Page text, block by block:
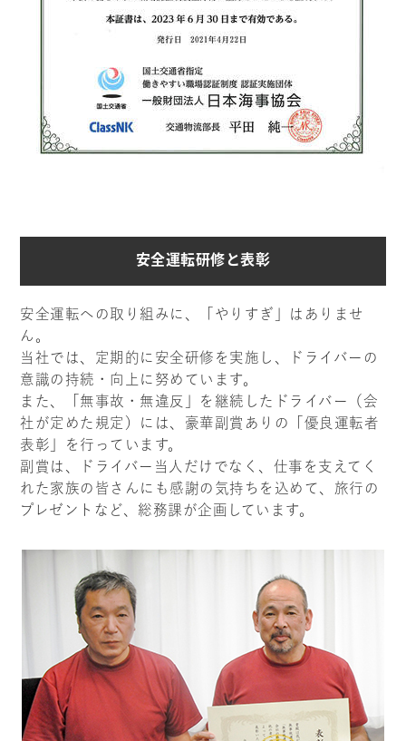
安全運転研修と表彰
安全運転への取り組みに、「やりすぎ」はありませ
ん。
当社では、定期的に安全研修を実施し、ドライバーの
意識の持続・向上に努めています。
また、「無事故・無違反」を継続したドライバー（会
社が定めた規定）には、豪華副賞ありの「優良運転者
表彰」を行っています。
副賞は、ドライバー当人だけでなく、仕事を支えてく
れた家族の皆さんにも感謝の気持ちを込めて、旅行の
プレゼントなど、総務課が企画しています。